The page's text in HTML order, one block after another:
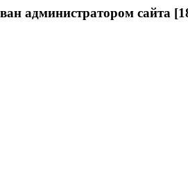
администратором сайта